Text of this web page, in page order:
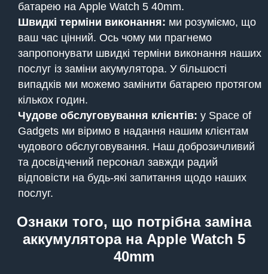
батарею на Apple Watch 5 40mm.
Швидкі терміни виконання: ми розуміємо, що
ваш час цінний. Ось чому ми прагнемо
запропонувати швидкі терміни виконання наших
послуг із заміни акумулятора. У більшості
випадків ми можемо замінити батарею протягом
кількох годин.
Чудове обслуговування клієнтів: у Space of
Gadgets ми віримо в надання нашим клієнтам
чудового обслуговування. Наш доброзичливий
та досвідчений персонал завжди радий
відповісти на будь-які запитання щодо наших
послуг.
Ознаки того, що потрібна заміна
аккумулятора на Apple Watch 5
40mm